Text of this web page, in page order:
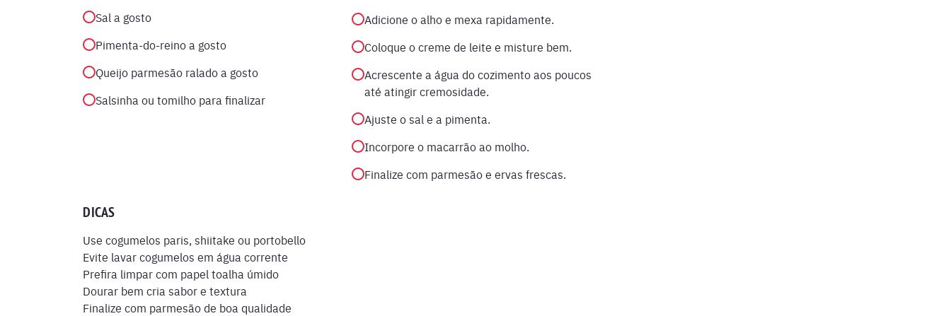
Sal a gosto
Pimenta-do-reino a gosto
Queijo parmesão ralado a gosto
Salsinha ou tomilho para finalizar
Adicione o alho e mexa rapidamente.
Coloque o creme de leite e misture bem.
Acrescente a água do cozimento aos poucos
até atingir cremosidade.
Ajuste o sal e a pimenta.
Incorpore o macarrão ao molho.
Finalize com parmesão e ervas frescas.
DICAS
Use cogumelos paris, shiitake ou portobello
Evite lavar cogumelos em água corrente
Prefira limpar com papel toalha úmido
Dourar bem cria sabor e textura
Finalize com parmesão de boa qualidade